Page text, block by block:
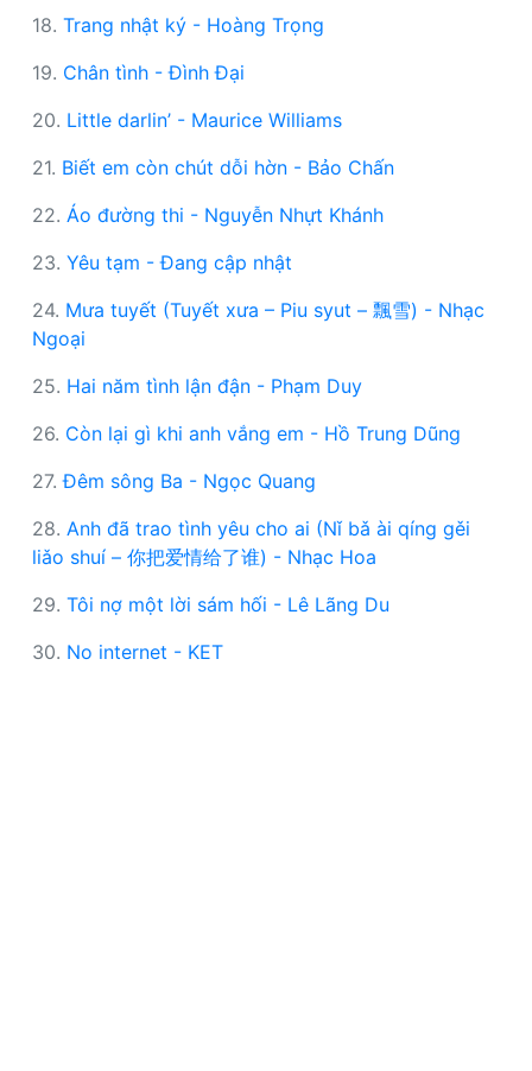
18. Trang nhật ký - Hoàng Trọng
19. Chân tình - Đình Đại
20. Little darlin’ - Maurice Williams
21. Biết em còn chút dỗi hờn - Bảo Chấn
22. Áo đường thi - Nguyễn Nhựt Khánh
23. Yêu tạm - Đang cập nhật
24. Mưa tuyết (Tuyết xưa – Piu syut – 飄雪) - Nhạc
Ngoại
25. Hai năm tình lận đận - Phạm Duy
26. Còn lại gì khi anh vắng em - Hồ Trung Dũng
27.Đêm sông Ba - Ngọc Quang
28. Anh đã trao tình yêu cho ai (Nǐ bǎ ài qíng gěi
liǎo shuí – 你把爱情给了谁) - Nhạc Hoa
29. Tôi nợ một lời sám hối - Lê Lãng Du
30. No internet - KET